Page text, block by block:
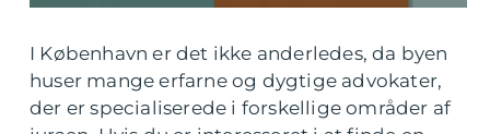
I København er det ikke anderledes, da byen
huser mange erfarne og dygtige advokater,
der er specialiserede i forskellige områder af